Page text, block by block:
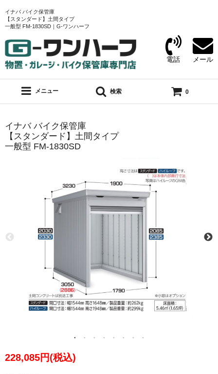
イナバ バイク保管庫
【スタンダード】土間タイプ
一般型 FM-1830SD｜G-ワンハーフ
電話 メール
メニュー 検索 0
イナバ バイク保管庫
【スタンダード】土間タイプ
一般型 FM-1830SD
228,085円(税込)